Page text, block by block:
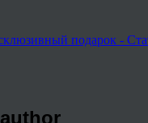
подарок -